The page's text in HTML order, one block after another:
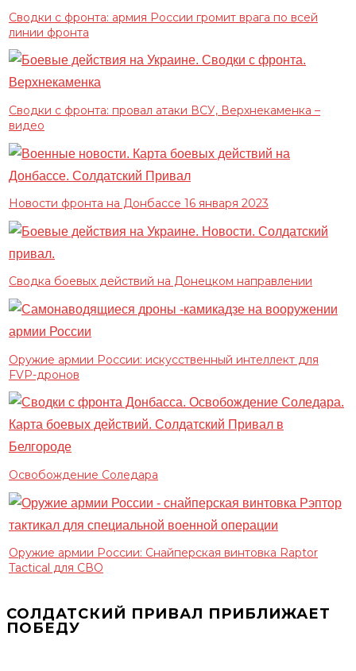
Сводки с фронта: армия России громит врага по всей
линии фронта
Сводки с фронта: провал атаки ВСУ, Верхнекаменка –
видео
Новости фронта на Донбассе 16 января 2023
Сводка боевых действий на Донецком направлении
Оружие армии России: искусственный интеллект для
FVP-дронов
Освобождение Соледара
Оружие армии России: Снайперская винтовка Raptor
Tactical для СВО
СОЛДАТСКИЙ ПРИВАЛ ПРИБЛИЖАЕТ
ПОБЕДУ